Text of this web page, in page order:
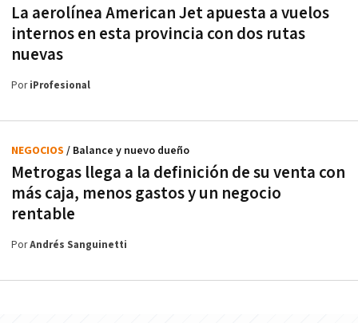
La aerolínea American Jet apuesta a vuelos
internos en esta provincia con dos rutas
nuevas
PoriProfesional
Metrogas llega a la definición de su venta con
más caja, menos gastos y un negocio
rentable
NEGOCIOS / Balance y nuevo dueño
PorAndrés Sanguinetti